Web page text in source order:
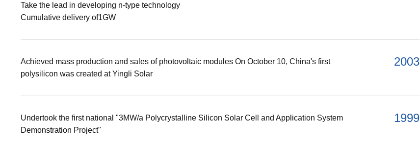
Take the lead in developing n-type technology
Cumulative delivery of1GW
Achieved mass production and sales of photovoltaic modules On October 10, China's first
polysilicon was created at Yingli Solar
2003
Undertook the first national "3MW/a Polycrystalline Silicon Solar Cell and Application System
Demonstration Project"
1999